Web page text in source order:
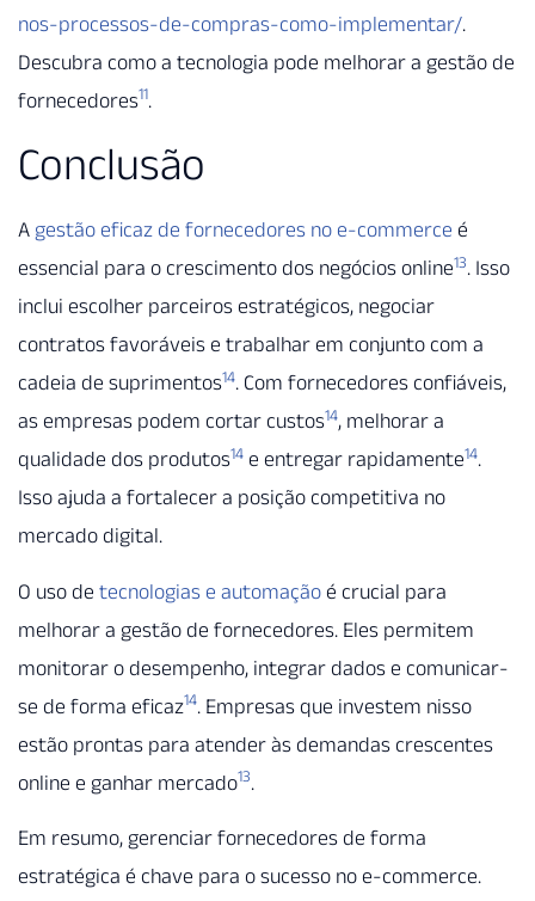
nos-processos-de-compras-como-implementar/.
Descubra como a tecnologia pode melhorar a gestão de
fornecedores11.
Conclusão
A gestão eficaz de fornecedores no e-commerce é
essencial para o crescimento dos negócios online13. Isso
inclui escolher parceiros estratégicos, negociar
contratos favoráveis e trabalhar em conjunto com a
cadeia de suprimentos14. Com fornecedores confiáveis,
as empresas podem cortar custos14, melhorar a
qualidade dos produtos14 e entregar rapidamente14.
Isso ajuda a fortalecer a posição competitiva no
mercado digital.
O uso de tecnologias e automação é crucial para
melhorar a gestão de fornecedores. Eles permitem
monitorar o desempenho, integrar dados e comunicar-
se de forma eficaz14. Empresas que investem nisso
estão prontas para atender às demandas crescentes
online e ganhar mercado13.
Em resumo, gerenciar fornecedores de forma
estratégica é chave para o sucesso no e-commerce.